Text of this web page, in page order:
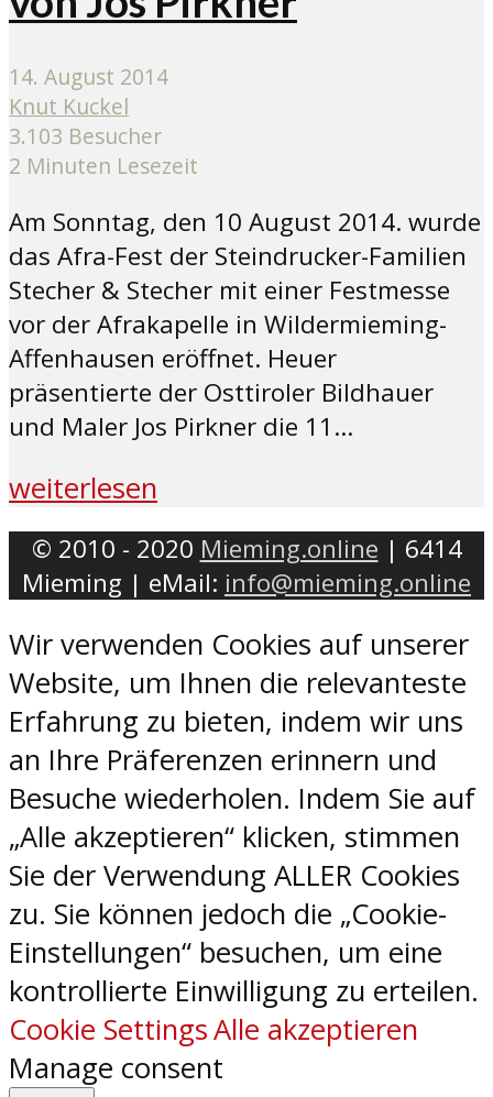
14. August 2014
Knut Kuckel
3.103 Besucher
2 Minuten Lesezeit
Am Sonntag, den 10 August 2014. wurde
das Afra-Fest der Steindrucker-Familien
Stecher & Stecher mit einer Festmesse
vor der Afrakapelle in Wildermieming-
Affenhausen eröffnet. Heuer
präsentierte der Osttiroler Bildhauer
und Maler Jos Pirkner die 11...
weiterlesen
© 2010 - 2020 Mieming.online | 6414
Mieming | eMail: info@mieming.online
Wir verwenden Cookies auf unserer
Website, um Ihnen die relevanteste
Erfahrung zu bieten, indem wir uns
an Ihre Präferenzen erinnern und
Besuche wiederholen. Indem Sie auf
„Alle akzeptieren“ klicken, stimmen
Sie der Verwendung ALLER Cookies
zu. Sie können jedoch die „Cookie-
Einstellungen“ besuchen, um eine
kontrollierte Einwilligung zu erteilen.
Cookie SettingsAlle akzeptieren
Manage consent